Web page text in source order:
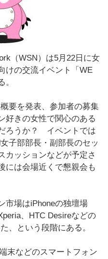
（WSN）は5月22日に女
けの交流イベント「WE
。
要を発表、参加者の募集
好きの女性で関心のある
ろうか？ イベントでは
子部部長・副部長のセッ
カッションなどが予定さ
には会場近くで懇親会も
市場はiPhoneの独壇場
、HTC Desireなどの
、という段階にある。
末などのスマートフォン